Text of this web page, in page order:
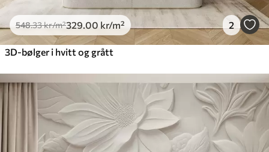
548.33kr/m²329 .00 kr/m² 2
3D-bølger i hvitt og grått